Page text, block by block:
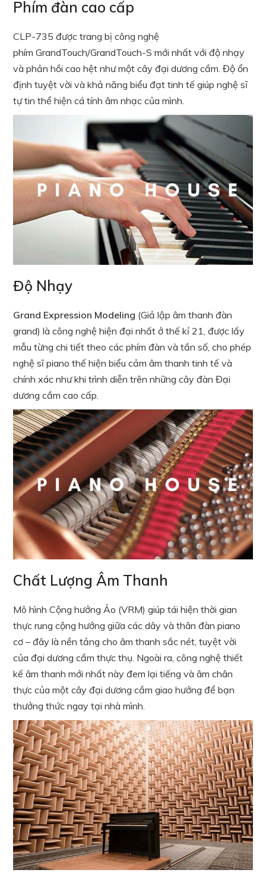
Phím đàn cao cấp
CLP-735 được trang bị công nghệ
phím GrandTouch/GrandTouch-S mới nhất với độ nhạy
và phản hồi cao hệt như một cây đại dương cầm. Độ ổn
định tuyệt vời và khả năng biểu đạt tinh tế giúp nghệ sĩ
tự tin thể hiện cá tính âm nhạc của mình.
Độ Nhạy
Grand Expression Modeling (Giả lập âm thanh đàn
grand) là công nghệ hiện đại nhất ở thế kỉ 21, được lấy
mẫu từng chi tiết theo các phím đàn và tần số, cho phép
nghệ sĩ piano thế hiện biểu cảm âm thanh tinh tế và
chính xác như khi trình diễn trên những cây đàn Đại
dương cầm cao cấp.
Chất Lượng Âm Thanh
Mô hình Cộng hưởng Ảo (VRM) giúp tái hiện thời gian
thực rung cộng hưởng giữa các dây và thân đàn piano
cơ – đây là nền tảng cho âm thanh sắc nét, tuyệt vời
của đại dương cầm thực thụ. Ngoài ra, công nghệ thiết
kế âm thanh mới nhất này đem lại tiếng và âm chân
thực của một cây đại dương cầm giao hưởng để bạn
thưởng thức ngay tại nhà mình.